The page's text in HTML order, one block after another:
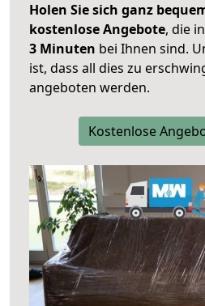
Holen Sie sich ganz
kostenlose Angebote, die
3 Minuten bei Ihnen sind.
ist, dass all dies zu
angeboten werden.
Kostenlose